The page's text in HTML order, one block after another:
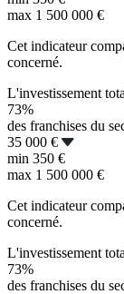
max 1 500 000 €
Cet indicateur
concerné.
L'investissement
73%
des franchises du
35 000 €
min 350 €
max 1 500 000 €
Cet indicateur
concerné.
L'investissement
73%
des franchises du